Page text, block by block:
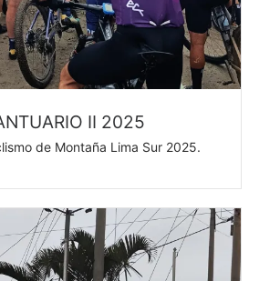
II 2025
de Montaña Lima Sur 2025.